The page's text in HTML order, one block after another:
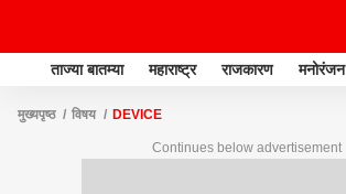
ताज्या बातम्या महाराष्ट्र राजकारण मनोरंजन
मुख्यपृष्ठ विषय DEVICE
Continues below advertisement